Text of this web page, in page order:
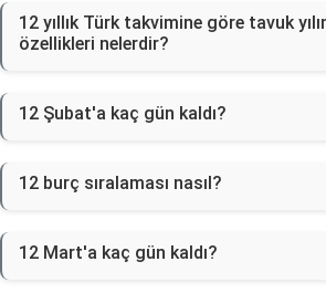
12 yıllık Türk takvimine göre tavuk
özellikleri nelerdir?
12 Şubat'a kaç gün kaldı?
12 burç sıralaması nasıl?
12 Mart'a kaç gün kaldı?